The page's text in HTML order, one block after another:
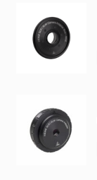
hoeveelheid